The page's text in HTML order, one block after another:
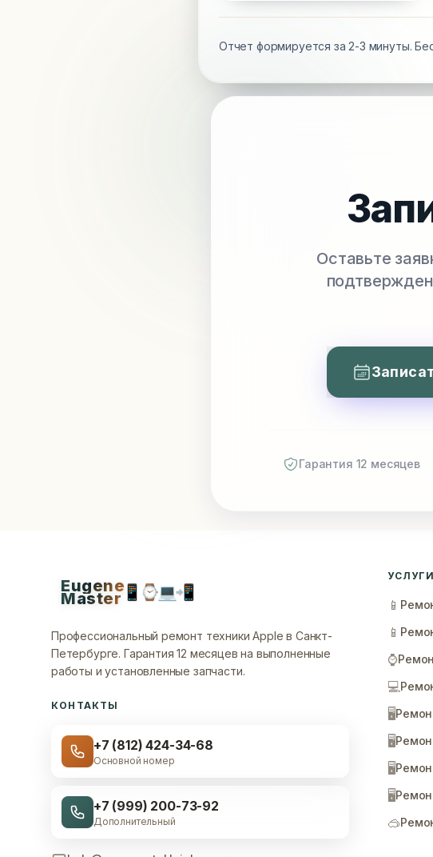
Отчет формируется за 2-3 минуты.
Оставьте
Гарантия 12 месяцев
Eugene
Master📱 ⌚💻📲
Профессиональный ремонт техники Apple в Санкт-
Петербурге. Гарантия 12 месяцев на выполненные
работы и установленные запчасти.
КОНТАКТЫ
+7 (812) 424-34-68
Основной номер
+7 (999) 200-73-92
Дополнительный
УСЛУГИ
📱
📱
⌚
💻
🖥️
🖥️
🖥️
🖥️
🥽